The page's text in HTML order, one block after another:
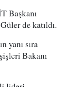
Başkanı
de katıldı.
yanı sıra
Bakanı